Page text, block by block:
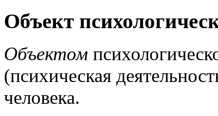
Объект
Объектом
(психическая
человека.